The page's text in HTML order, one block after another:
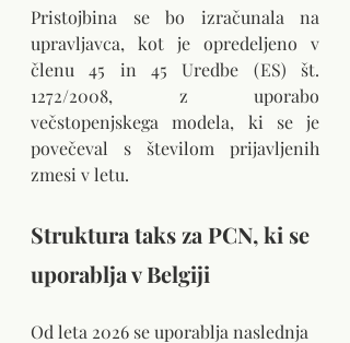
Pristojbina se bo izračunala na
upravljavca, kot je opredeljeno v
členu 45 in 45 Uredbe (ES) št.
1272/2008, z uporabo
večstopenjskega modela, ki se je
povečeval s številom prijavljenih
zmesi v letu.
Struktura taks za PCN, ki se
uporablja v Belgiji
Od leta 2026 se uporablja naslednja